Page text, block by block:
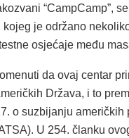
“CampCamp”,
kojeg je održano
osjećaje među
da ovaj centar
Država, i to
o suzbijanju američkih
U 254. članku